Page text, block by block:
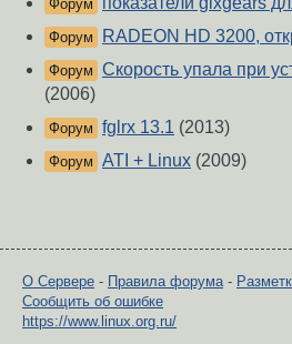
Форум
Форум RADEON HD 3200,
Форум Скорость упала при
(2006)
Форум fglrx 13.1 (2013)
Форум ATI + Linux (2009)
О Сервере - Правила форума-
Сообщить об ошибке
https://www.linux.org.ru/